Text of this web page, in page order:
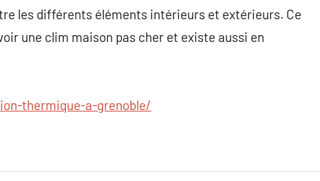
les différents éléments intérieurs et extérieurs. Ce
une clim maison pas cher et existe aussi en
thermique-a-grenoble/